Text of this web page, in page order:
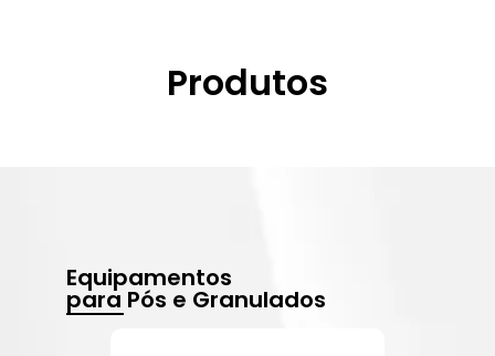
Produtos
Equipamentos
para Pós e Granulados